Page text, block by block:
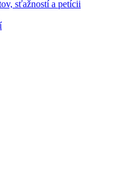
sťažností a petícii